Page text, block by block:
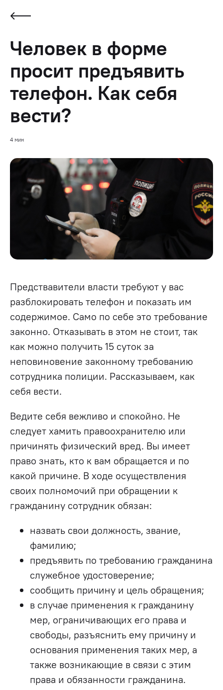
Человек в форме
просит предъявить
телефон. Как себя
вести?
4 мин
Предствавители власти требуют у вас
разблокировать телефон и показать им
содержимое. Само по себе это требование
законно. Отказывать в этом не стоит, так
как можно получить 15 суток за
неповиновение законному требованию
сотрудника полиции. Рассказываем, как
себя вести.
Ведите себя вежливо и спокойно. Не
следует хамить правоохранителю или
причинять физический вред. Вы имеет
право знать, кто к вам обращается и по
какой причине. В ходе осуществления
своих полномочий при обращении к
гражданину сотрудник обязан:
назвать свои должность, звание,
фамилию;
предъявить по требованию гражданина
служебное удостоверение;
сообщить причину и цель обращения;
в случае применения к гражданину
мер, ограничивающих его права и
свободы, разъяснить ему причину и
основания применения таких мер, а
также возникающие в связи с этим
права и обязанности гражданина.